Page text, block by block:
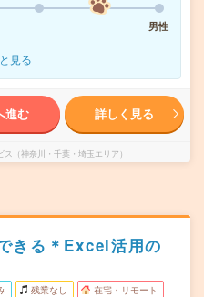
男性
見る
進む 詳しく見る
（神奈川・千葉・埼玉エリア）
きる＊Excel活用の
残業なし 在宅・リモート